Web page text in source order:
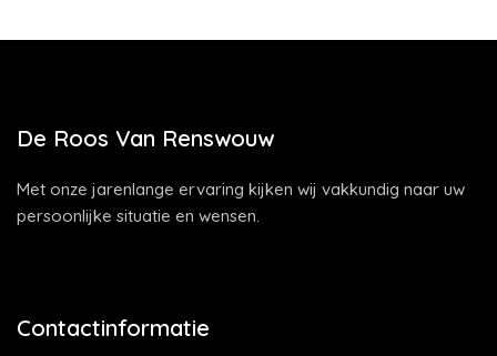
De Roos Van Renswouw
Met onze jarenlange ervaring kijken wij vakkundig naar uw
persoonlijke situatie en wensen.
Contactinformatie